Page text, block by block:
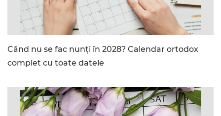
Când nu se fac nunți în 2028? Calendar ortodox
complet cu toate datele